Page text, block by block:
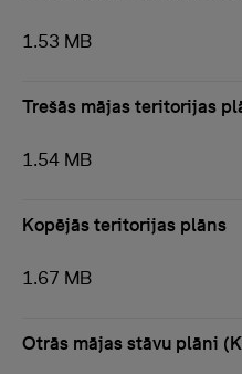
1.53 MB
Trešās mājas teritorijas
1.54 MB
Kopējās teritorijas plāns
1.67 MB
Otrās mājas stāvu plāni